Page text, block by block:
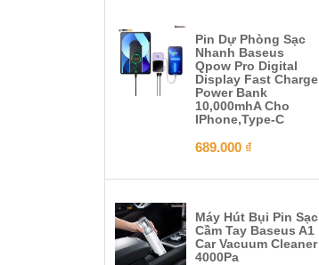
Pin Dự Phòng Sạc
Nhanh Baseus
Qpow Pro Digital
Display Fast Charge
Power Bank
10,000mhA Cho
IPhone,Type-C
689.000 ₫
Máy Hút Bụi Pin Sạc
Cầm Tay Baseus A1
Car Vacuum Cleaner
4000Pa